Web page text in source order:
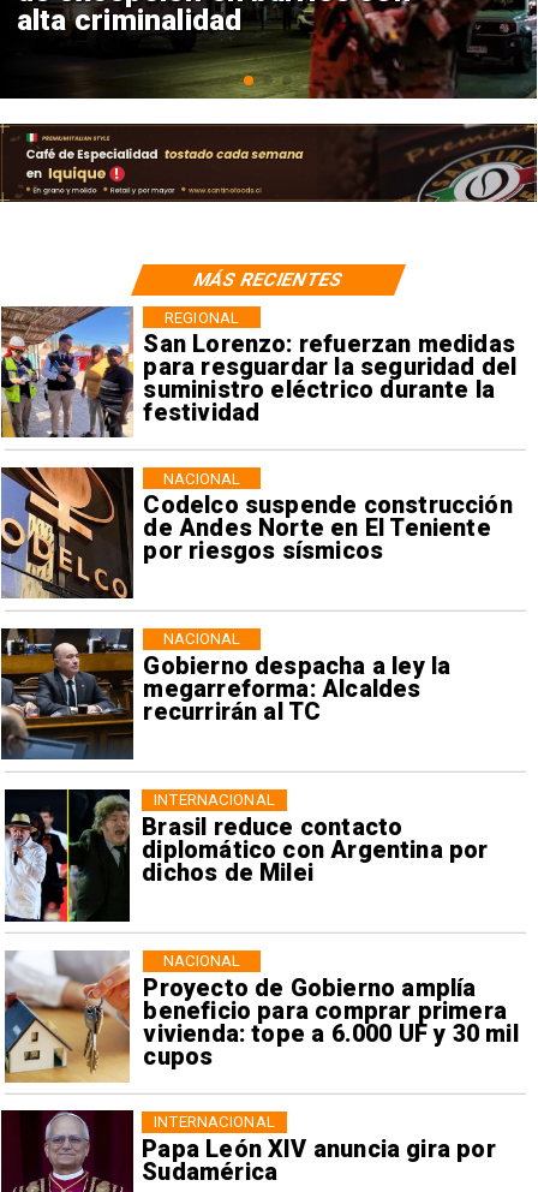
San Lorenzo: refuerzan medidas
para resguardar la seguridad del
suministro eléctrico durante la
festividad
REGIONAL
Codelco suspende construcción
de Andes Norte en El Teniente
por riesgos sísmicos
NACIONAL
Gobierno despacha a ley la
megarreforma: Alcaldes
recurrirán al TC
NACIONAL
Brasil reduce contacto
diplomático con Argentina por
dichos de Milei
INTERNACIONAL
Proyecto de Gobierno amplía
beneficio para comprar primera
vivienda: tope a 6.000 UF y 30 mil
cupos
NACIONAL
Papa León XIV anuncia gira por
Sudamérica
INTERNACIONAL
MÁS RECIENTES